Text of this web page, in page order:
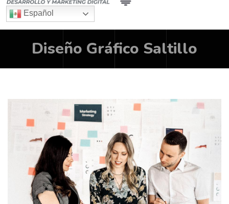
Español
Diseño Gráfico Saltillo